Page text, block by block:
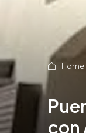
Home
con